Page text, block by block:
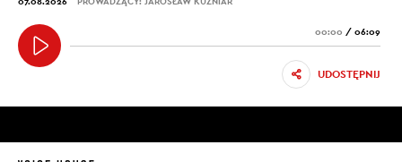
00:00 / 06:09
UDOSTĘPNIJ